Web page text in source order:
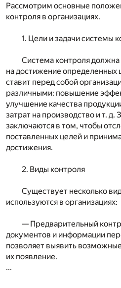
Рассмотрим основные
контроля в организациях.
1. Цели и задачи системы
Система контроля
на достижение определенных
ставит перед собой
различными: повышение
улучшение качества
затрат на производство и т.
заключаются в том, чтобы
поставленных целей и
достижения.
2. Виды контроля
Существует несколько
используются в организациях:
— Предварительный
документов и информации
позволяет выявить
их появление.
...